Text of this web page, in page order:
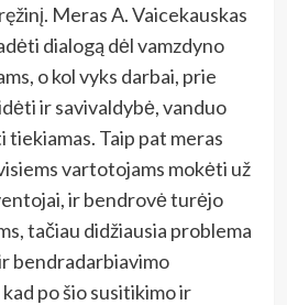
Meras A. Vaicekauskas
dialogą dėl vamzdyno
o kol vyks darbai, prie
ir savivaldybė, vanduo
Taip pat meras
vartotojams mokėti už
ir bendrovė turėjo
tačiau didžiausia problema
bendradarbiavimo
po šio susitikimo ir